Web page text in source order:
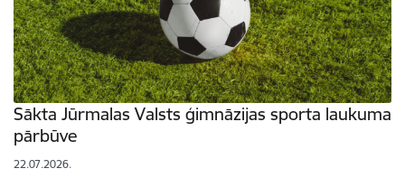
Sākta Jūrmalas Valsts ģimnāzijas sporta laukuma
pārbūve
22.07.2026.